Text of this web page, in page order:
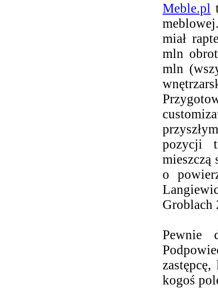
Meble.pl
miał
mln
mln
pozycji
mieszczą
o
Groblach
Pewnie
kogoś